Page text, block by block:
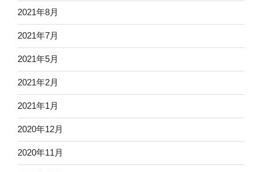
2021年8月
2021年7月
2021年5月
2021年2月
2021年1月
2020年12月
2020年11月